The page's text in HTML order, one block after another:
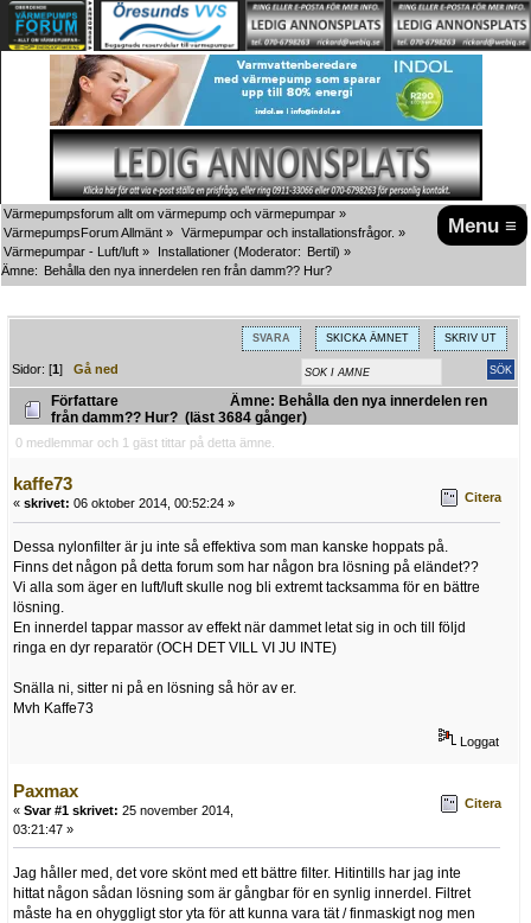
Menu ≡
Värmepumpsforum allt om värmepump och värmepumpar »
VärmepumpsForum Allmänt » Värmepumpar och installationsfrågor. »
Värmepumpar - Luft/luft » Installationer (Moderator: Bertil) »
Ämne: Behålla den nya innerdelen ren från damm?? Hur?
SVARA SKICKA ÄMNET SKRIV UT
Sidor: [1]Gå ned
Författare
Ämne: Behålla den nya innerdelen ren
från damm?? Hur? (läst 3684 gånger)
0 medlemmar och 1 gäst tittar på detta ämne.
kaffe73
« skrivet: 06 oktober 2014, 00:52:24 » Citera
Dessa nylonfilter är ju inte så effektiva som man kanske hoppats på.
Finns det någon på detta forum som har någon bra lösning på eländet??
Vi alla som äger en luft/luft skulle nog bli extremt tacksamma för en bättre
lösning.
En innerdel tappar massor av effekt när dammet letat sig in och till följd
ringa en dyr reparatör (OCH DET VILL VI JU INTE)
Snälla ni, sitter ni på en lösning så hör av er.
Mvh Kaffe73
Loggat
Paxmax
« Svar #1 skrivet: 25 november 2014,
03:21:47 »
Citera
Jag håller med, det vore skönt med ett bättre filter. Hitintills har jag inte
hittat någon sådan lösning som är gångbar för en synlig innerdel. Filtret
måste ha en ohyggligt stor yta för att kunna vara tät / finmaskigt nog men